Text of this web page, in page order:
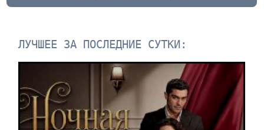
ЛУЧШЕЕ ЗА ПОСЛЕДНИЕ СУТКИ: